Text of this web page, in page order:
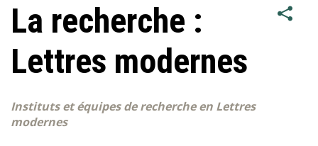
La recherche :
Lettres modernes
Instituts et équipes de recherche en Lettres
modernes